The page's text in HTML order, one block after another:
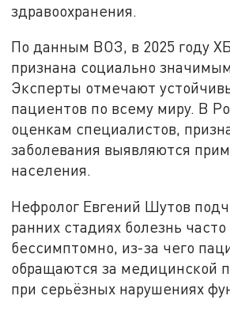
здравоохранения.
По данным ВОЗ, в 2025 году
признана социально
Эксперты отмечают
пациентов по всему миру. В
оценкам специалистов,
заболевания выявляются
населения.
Нефролог Евгений Шутов
ранних стадиях болезнь
бессимптомно, из-за чего
обращаются за медицинской
при серьёзных нарушениях